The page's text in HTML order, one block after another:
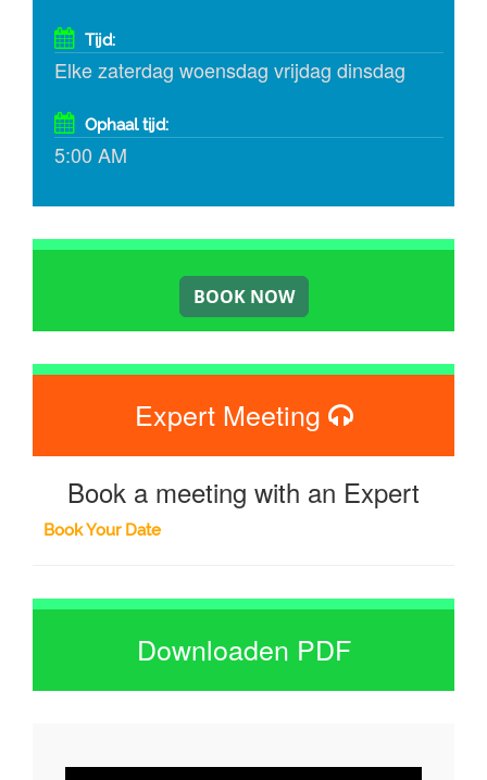
Tijd:
Elke zaterdag woensdag vrijdag dinsdag
Ophaal tijd:
5:00 AM
Expert Meeting
Book a meeting with an Expert
Book Your Date
Downloaden PDF